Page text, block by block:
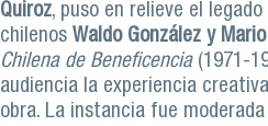
Quiroz, puso en relieve el
chilenos Waldo González y
Chilena de Beneficencia (1971-
audiencia la experiencia
obra. La instancia fue